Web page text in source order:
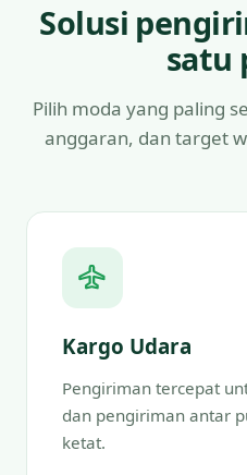
Solusi
satu
Pilih moda yang paling
anggaran, dan target
Kargo Udara
Pengiriman tercepat
dan pengiriman antar
ketat.